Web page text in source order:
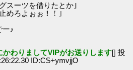
スーツを借りたとか｣
めろよぉぉ！！｣
ー♪
かわりましてVIPがお送りします[] 投
ID:CS+ymvjjO